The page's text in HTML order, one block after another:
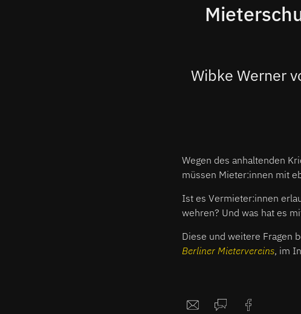
Wibke Werner
Wegen des anhaltenden
müssen Mieter:innen mit
Ist es Vermieter:innen
wehren? Und was hat es
Diese und weitere Fragen
Berliner Mietervereins, im